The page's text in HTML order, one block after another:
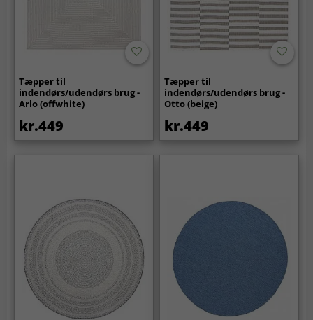
Tæpper til
indendørs/udendørs brug -
Arlo (offwhite)
kr.449
Tæpper til
indendørs/udendørs brug -
Otto (beige)
kr.449